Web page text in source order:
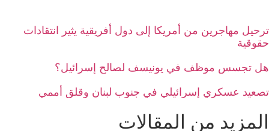
ترحيل مهاجرين من أمريكا إلى دول أفريقية يثير انتقادات
حقوقية
هل تجسس موظف في يونيسف لصالح إسرائيل؟
تصعيد عسكري إسرائيلي في جنوب لبنان وقلق أممي
المزيد من المقالات